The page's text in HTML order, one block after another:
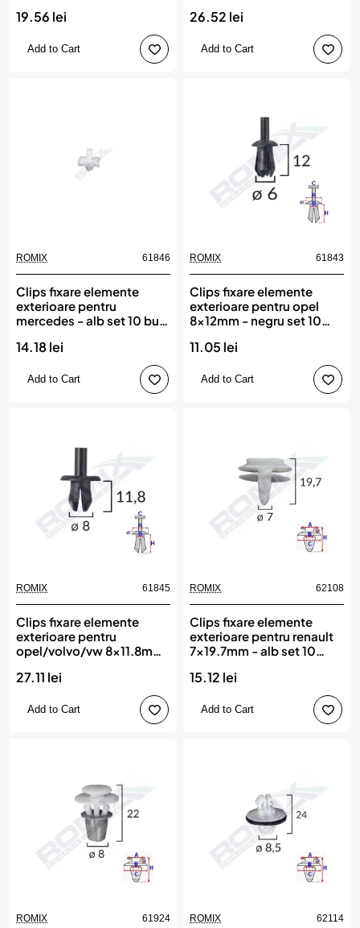
19.56 lei
Add to Cart
26.52 lei
Add to Cart
ROMIX 61846
Clips fixare elemente
exterioare pentru
mercedes - alb set 10 buc,
14.18 lei
Add to Cart
ROMIX 61843
Clips fixare elemente
exterioare pentru opel
8x12mm - negru set 10
11.05 lei
Add to Cart
ROMIX 61845
Clips fixare elemente
exterioare pentru
opel/volvo/vw 8x11.8mm
27.11 lei
Add to Cart
ROMIX 62108
Clips fixare elemente
exterioare pentru renault
7x19.7mm - alb set 10
15.12 lei
Add to Cart
ROMIX 61924 ROMIX 62114